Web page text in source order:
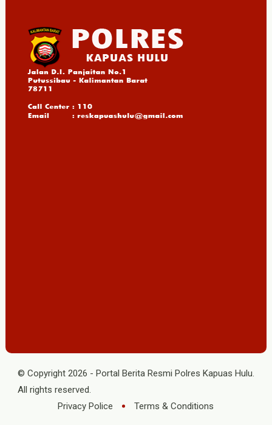
© Copyright 2026 - Portal Berita Resmi Polres Kapuas Hulu.
All rights reserved.
Privacy Police
Terms & Conditions